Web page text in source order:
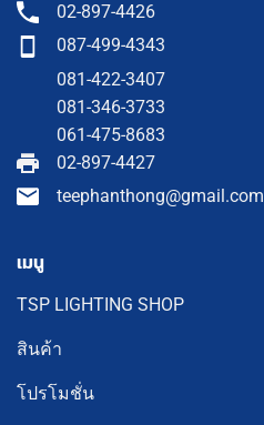
02-897-4426
087-499-4343
081-422-3407
081-346-3733
061-475-8683
02-897-4427
teephanthong@gmail.com
เมนู
TSP LIGHTING SHOP
สินค้า
โปรโมชั่น